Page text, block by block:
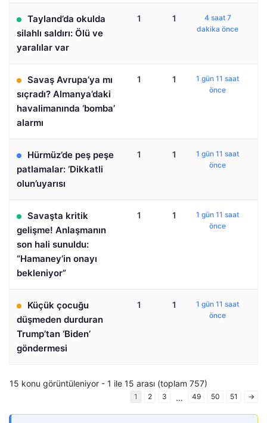
Tayland’da okulda
silahlı saldırı: Ölü ve
yaralılar var
1 1
4 saat 7
dakika önce
Savaş Avrupa’ya mı
sıçradı? Almanya’daki
havalimanında ‘bomba’
alarmı
1 1
1 gün 11 saat
önce
Hürmüz’de peş peşe
patlamalar: ‘Dikkatli
olun’uyarısı
1 1
1 gün 11 saat
önce
Savaşta kritik
gelişme! Anlaşmanın
son hali sunuldu:
“Hamaney’in onayı
bekleniyor”
1 1
1 gün 11 saat
önce
Küçük çocuğu
düşmeden durduran
Trump’tan ‘Biden’
göndermesi
1 1
1 gün 11 saat
önce
15 konu görüntüleniyor - 1 ile 15 arası (toplam 757)
1 2 3 … 49 50 51 →